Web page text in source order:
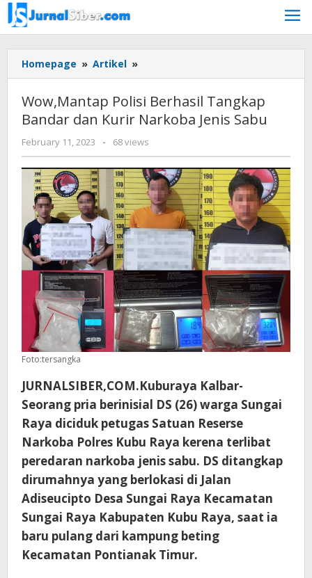
Skip
to
content
Homepage » Artikel »
Polisi
Tangkap
Bandar
Narkoba
Jenis
Sabu
Wow,Mantap Polisi Berhasil Tangkap
Bandar dan Kurir Narkoba Jenis Sabu
February 11, 2023
by
Jurnalsiber
- 68 views
Foto:tersangka
JURNALSIBER,COM.Kuburaya Kalbar-
Seorang pria berinisial DS (26) warga Sungai
Raya diciduk petugas Satuan Reserse
Narkoba Polres Kubu Raya kerena terlibat
peredaran narkoba jenis sabu. DS ditangkap
dirumahnya yang berlokasi di Jalan
Adiseucipto Desa Sungai Raya Kecamatan
Sungai Raya Kabupaten Kubu Raya, saat ia
baru pulang dari kampung beting
Kecamatan Pontianak Timur.